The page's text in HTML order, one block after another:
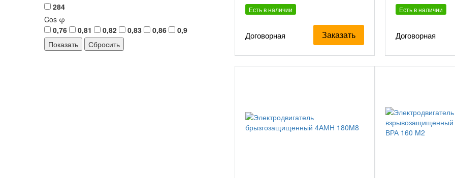
284
Cos φ
0,76
0,81 0,82 0,83 0,86 0,9
Есть в наличии
Договорная Заказать
Есть в наличии
Договорная